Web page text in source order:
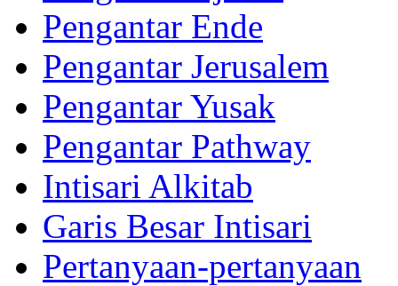
Pengantar Ende
Pengantar Jerusalem
Pengantar Yusak
Pengantar Pathway
Intisari Alkitab
Garis Besar Intisari
Pertanyaan-pertanyaan